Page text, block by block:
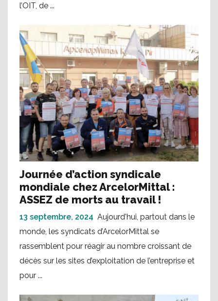
l’OIT, de ...
Journée d’action syndicale
mondiale chez ArcelorMittal :
ASSEZ de morts au travail !
13 septembre, 2024 Aujourd'hui, partout dans le
monde, les syndicats d’ArcelorMittal se
rassemblent pour réagir au nombre croissant de
décès sur les sites d’exploitation de l’entreprise et
pour ...